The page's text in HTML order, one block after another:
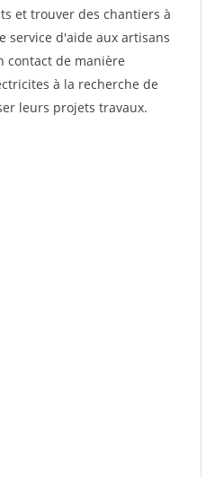
et trouver des chantiers à
service d'aide aux artisans
contact de manière
à la recherche de
leurs projets travaux.